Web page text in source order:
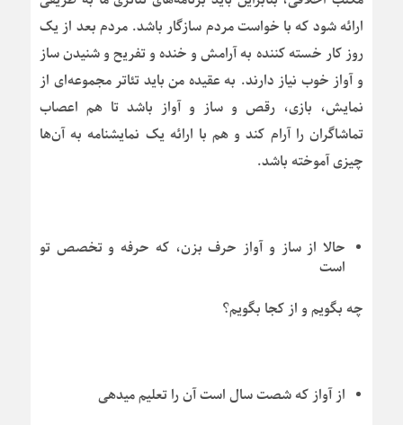
ارائه شود که با خواست مردم سازگار باشد. مردم بعد از یک
روز کار خسته کننده به آرامش و خنده و تفریح و شنیدن ساز
و آواز خوب نیاز دارند. به عقیده من باید تئاتر مجموعه‌ای از
نمایش، بازی، رقص و ساز و آواز باشد تا هم اعصاب
تماشاگران را آرام کند و هم با ارائه یک نمایشنامه به آن‌ها
چیزی آموخته باشد.
حالا از ساز و آواز حرف بزن، که حرفه و تخصص تو
است
چه بگویم و از کجا بگویم؟
از آواز که شصت سال است آن را تعلیم میدهی